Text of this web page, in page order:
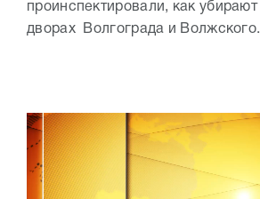
проинспектировали, как
дворах Волгограда и Волжского.